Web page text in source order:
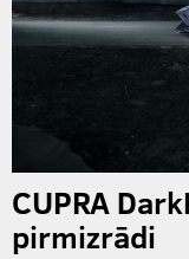
CUPRA
pirmizrādi